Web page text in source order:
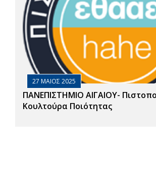
27 ΜΑΙΟΣ 2025
ΠΑΝΕΠΙΣΤΗΜΙΟ ΑΙΓΑΙΟΥ-
Κουλτούρα Ποιότητας